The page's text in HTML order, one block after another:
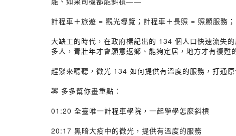
計程車＋旅遊 = 觀光導覽；計程車＋長照 = 照顧服務
大缺工的時代，在政府標記出的 134 個人口快速流失
多人，青壯年才會願意返鄉、能夠定居，地方才有復甦
趕緊來聽聽，微光 134 如何提供有溫度的服務，打通
🚕 多多幫你畫重點：
01:20 全臺唯一計程車學院，一起學學怎麼斜槓
20:17 黑暗大疫中的微光，提供有溫度的服務